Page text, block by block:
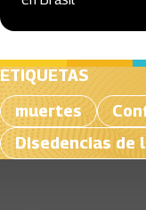
ETIQUETAS
muertes
Disedencias de